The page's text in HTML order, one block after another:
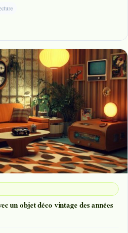
un objet déco vintage des années